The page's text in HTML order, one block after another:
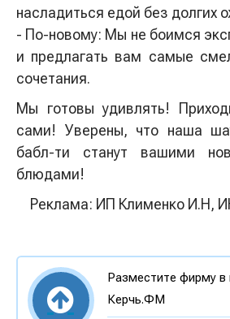
насладиться едой без долгих
- По-новому: Мы не боимся
и предлагать вам самые
сочетания.
Мы готовы удивлять!
сами! Уверены, что наша
бабл-ти станут вашими
блюдами!
Реклама: ИП Клименко И.Н,
Разместите фирму в
Керчь.ФМ